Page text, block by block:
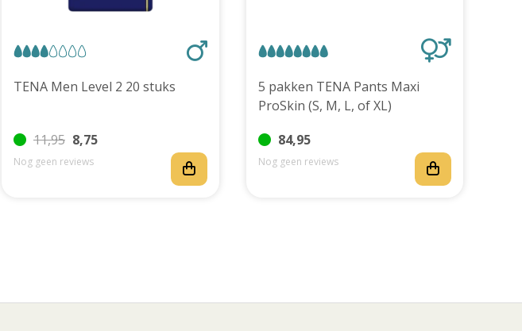
TENA Men Level 2 20 stuks
11,95 8,75
Nog geen reviews
5 pakken TENA Pants Maxi
ProSkin (S, M, L, of XL)
84,95
Nog geen reviews